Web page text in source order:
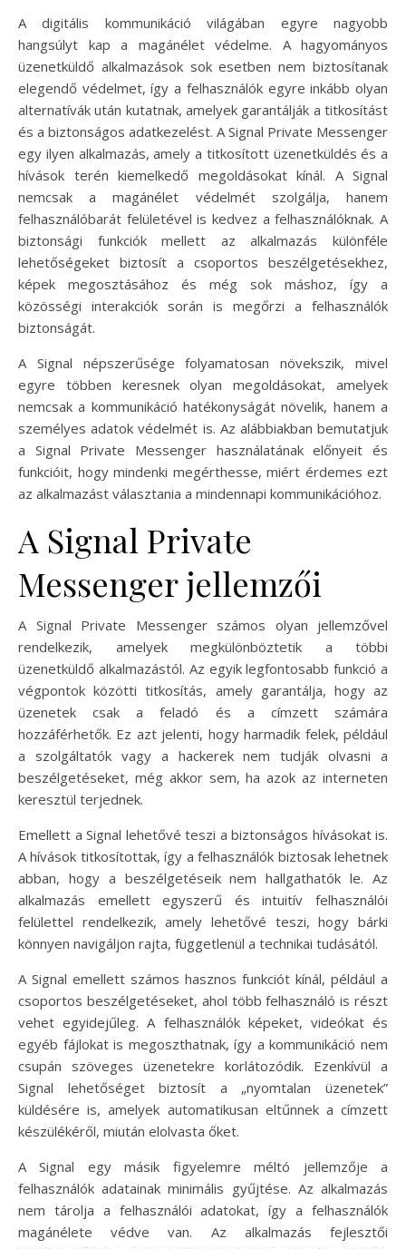
A digitális kommunikáció világában egyre nagyobb
hangsúlyt kap a magánélet védelme. A hagyományos
üzenetküldő alkalmazások sok esetben nem biztosítanak
elegendő védelmet, így a felhasználók egyre inkább olyan
alternatívák után kutatnak, amelyek garantálják a titkosítást
és a biztonságos adatkezelést. A Signal Private Messenger
egy ilyen alkalmazás, amely a titkosított üzenetküldés és a
hívások terén kiemelkedő megoldásokat kínál. A Signal
nemcsak a magánélet védelmét szolgálja, hanem
felhasználóbarát felületével is kedvez a felhasználóknak. A
biztonsági funkciók mellett az alkalmazás különféle
lehetőségeket biztosít a csoportos beszélgetésekhez,
képek megosztásához és még sok máshoz, így a
közösségi interakciók során is megőrzi a felhasználók
biztonságát.
A Signal népszerűsége folyamatosan növekszik, mivel
egyre többen keresnek olyan megoldásokat, amelyek
nemcsak a kommunikáció hatékonyságát növelik, hanem a
személyes adatok védelmét is. Az alábbiakban bemutatjuk
a Signal Private Messenger használatának előnyeit és
funkcióit, hogy mindenki megérthesse, miért érdemes ezt
az alkalmazást választania a mindennapi kommunikációhoz.
A Signal Private
Messenger jellemzői
A Signal Private Messenger számos olyan jellemzővel
rendelkezik, amelyek megkülönböztetik a többi
üzenetküldő alkalmazástól. Az egyik legfontosabb funkció a
végpontok közötti titkosítás, amely garantálja, hogy az
üzenetek csak a feladó és a címzett számára
hozzáférhetők. Ez azt jelenti, hogy harmadik felek, például
a szolgáltatók vagy a hackerek nem tudják olvasni a
beszélgetéseket, még akkor sem, ha azok az interneten
keresztül terjednek.
Emellett a Signal lehetővé teszi a biztonságos hívásokat is.
A hívások titkosítottak, így a felhasználók biztosak lehetnek
abban, hogy a beszélgetéseik nem hallgathatók le. Az
alkalmazás emellett egyszerű és intuitív felhasználói
felülettel rendelkezik, amely lehetővé teszi, hogy bárki
könnyen navigáljon rajta, függetlenül a technikai tudásától.
A Signal emellett számos hasznos funkciót kínál, például a
csoportos beszélgetéseket, ahol több felhasználó is részt
vehet egyidejűleg. A felhasználók képeket, videókat és
egyéb fájlokat is megoszthatnak, így a kommunikáció nem
csupán szöveges üzenetekre korlátozódik. Ezenkívül a
Signal lehetőséget biztosít a „nyomtalan üzenetek”
küldésére is, amelyek automatikusan eltűnnek a címzett
készülékéről, miután elolvasta őket.
A Signal egy másik figyelemre méltó jellemzője a
felhasználók adatainak minimális gyűjtése. Az alkalmazás
nem tárolja a felhasználói adatokat, így a felhasználók
magánélete védve van. Az alkalmazás fejlesztői